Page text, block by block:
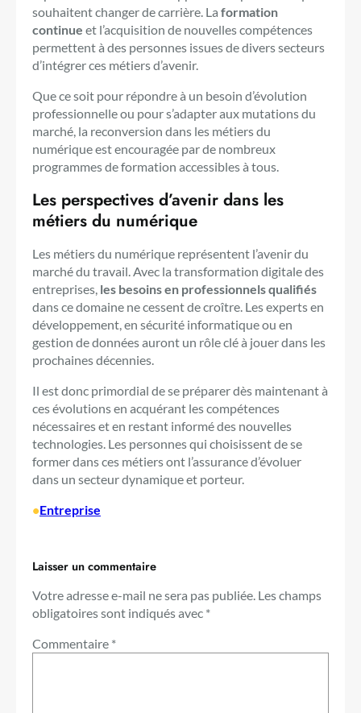
souhaitent changer de carrière. La formation
continue et l’acquisition de nouvelles compétences
permettent à des personnes issues de divers secteurs
d’intégrer ces métiers d’avenir.
Que ce soit pour répondre à un besoin d’évolution
professionnelle ou pour s’adapter aux mutations du
marché, la reconversion dans les métiers du
numérique est encouragée par de nombreux
programmes de formation accessibles à tous.
Les perspectives d’avenir dans les
métiers du numérique
Les métiers du numérique représentent l’avenir du
marché du travail. Avec la transformation digitale des
entreprises, les besoins en professionnels qualifiés
dans ce domaine ne cessent de croître. Les experts en
développement, en sécurité informatique ou en
gestion de données auront un rôle clé à jouer dans les
prochaines décennies.
Il est donc primordial de se préparer dès maintenant à
ces évolutions en acquérant les compétences
nécessaires et en restant informé des nouvelles
technologies. Les personnes qui choisissent de se
former dans ces métiers ont l’assurance d’évoluer
dans un secteur dynamique et porteur.
•Entreprise
Laisser un commentaire
Votre adresse e-mail ne sera pas publiée. Les champs
obligatoires sont indiqués avec *
Commentaire *